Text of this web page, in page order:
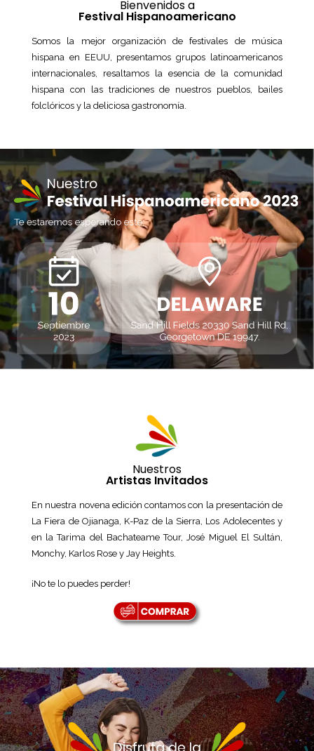
Bienvenidos a
Festival Hispanoamericano
Somos la mejor organización de festivales de música
hispana en EEUU, presentamos grupos latinoamericanos
internacionales, resaltamos la esencia de la comunidad
hispana con las tradiciones de nuestros pueblos, bailes
folclóricos y la deliciosa gastronomía.
Nuestros
Artistas Invitados
En nuestra novena edición contamos con la presentación de
La Fiera de Ojianaga, K-Paz de la Sierra, Los Adolecentes y
en la Tarima del Bachateame Tour, José Miguel El Sultán,
Monchy, Karlos Rose y Jay Heights.
¡No te lo puedes perder!